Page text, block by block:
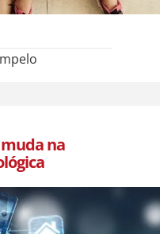
muda na